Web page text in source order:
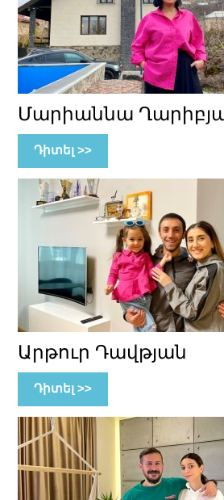
Մարիաննա
Դիտել >>
Արթուր Դավթյան
Դիտել >>